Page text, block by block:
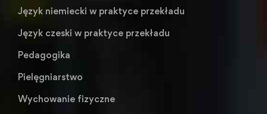
Język niemiecki w praktyce przekładu
Język czeski w praktyce przekładu
Pedagogika
Pielęgniarstwo
Wychowanie fizyczne